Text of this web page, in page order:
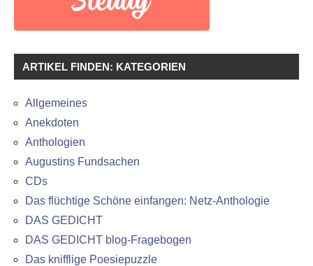
ARTIKEL FINDEN: KATEGORIEN
Allgemeines
Anekdoten
Anthologien
Augustins Fundsachen
CDs
Das flüchtige Schöne einfangen: Netz-Anthologie
DAS GEDICHT
DAS GEDICHT blog-Fragebogen
Das knifflige Poesiepuzzle